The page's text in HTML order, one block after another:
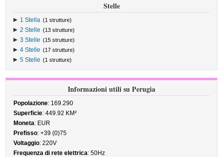
Stelle
1 Stella (1 strutture)
2 Stelle (13 strutture)
3 Stelle (15 strutture)
4 Stelle (17 strutture)
5 Stelle (1 strutture)
Informazioni utili su Perugia
Popolazione: 169.290
Superficie: 449.92 KM²
Moneta: EUR
Prefisso: +39 (0)75
Voltaggio: 220V
Frequenza di rete elettrica: 50Hz